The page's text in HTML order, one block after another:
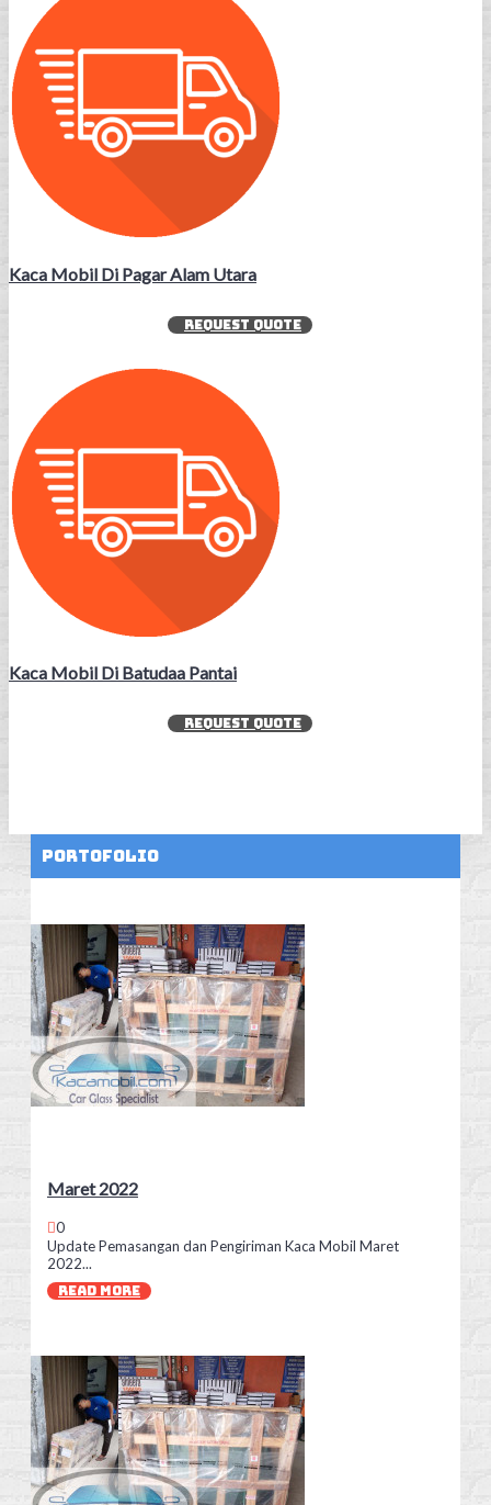
Kaca Mobil Di Pagar Alam Utara
REQUEST QUOTE
Kaca Mobil Di Batudaa Pantai
REQUEST QUOTE
Portofolio
Maret 2022
0
Update Pemasangan dan Pengiriman Kaca Mobil Maret
2022...
READ MORE